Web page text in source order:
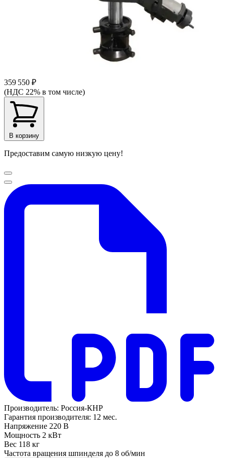
359 550 ₽
(НДС 22% в том числе)
В корзину
Предоставим самую низкую цену!
Производитель: Россия-КНР
Гарантия производителя: 12 мес.
Напряжение 220 В
Мощность 2 кВт
Вес 118 кг
Частота вращения шпинделя до 8 об/мин